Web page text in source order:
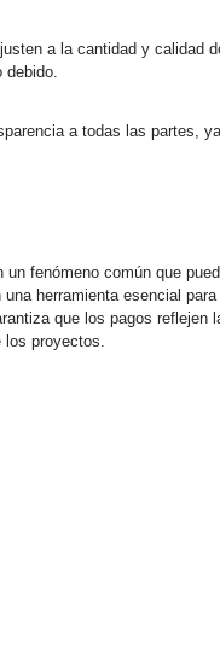
a la cantidad y calidad
debido.
a todas las partes,
fenómeno común que
herramienta esencial
que los pagos reflejen
los proyectos.